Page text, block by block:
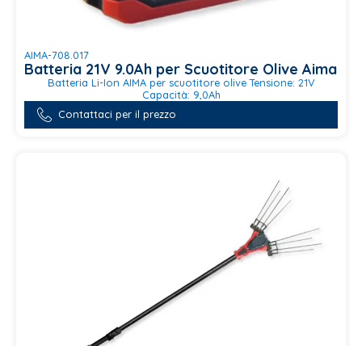
AIMA-708.017
Batteria 21V 9.0Ah per Scuotitore Olive Aima
Batteria Li-Ion AIMA per scuotitore olive Tensione: 21V
Capacità: 9,0Ah
Contattaci per il prezzo